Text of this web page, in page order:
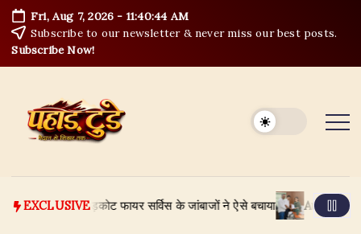
Skip
to
content
Fri, Aug 7, 2026 -11:40:45 AM
Subscribe to our newsletter & never miss our best posts.
Subscribe Now!
EXCLUSIVE
बैल, बड़कोट फायर सर्विस के जांबाजों ने ऐसे बचाया August 6, 2026